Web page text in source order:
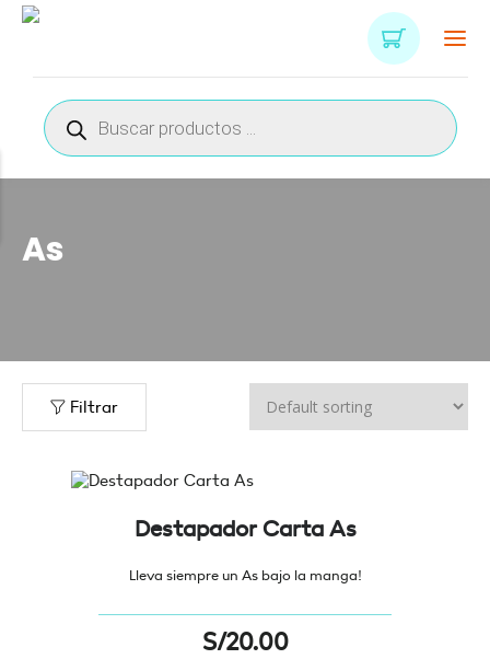
Búsqueda
de
productos
As
Filtrar
Destapador Carta As
Lleva siempre un As bajo la manga!
S/20.00